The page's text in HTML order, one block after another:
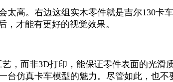
高。右边这组实木零件就是吉尔130卡
才能有更好的视觉效果。
，而非3D打印，能保证零件表面的光滑
仿真卡车模型的魅力。尽管如此，也